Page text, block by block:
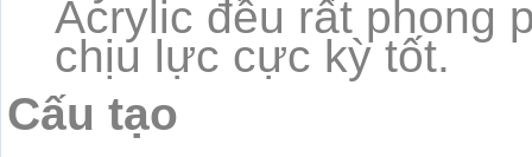
Acrylic đều rất phong
chịu lực cực kỳ tốt.
Cấu tạo